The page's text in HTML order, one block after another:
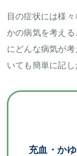
目の症状には様
かの病気を考え
にどんな病気が
いても簡単に記し
充血・か